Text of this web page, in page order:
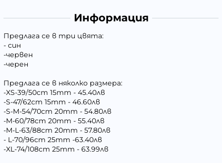
Информация
Предлага се в три цвята:
- син
-червен
-черен
Предлага се в няколко размера:
-XS-39/50cm 15mm - 45.40лв
-S-47/62cm 15mm - 46.60лв
-S-M-54/70cm 20mm - 54.80лв
-M-60/78cm 20mm - 55.40лв
-M-L-63/88cm 20mm - 57.80лв
- L-70/96cm 25mm -63.40лв
-XL-74/108cm 25mm - 63.99лв